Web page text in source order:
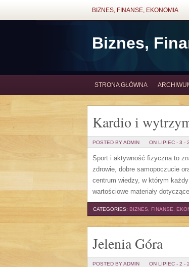
BIZNES, FINANSE, EKONOMIA
Biznes,
STRONA GŁÓWNA
Kardio i
POSTED BY ADMIN ON LIPIEC - 3 -
Sport i aktywność fizyczna to
zdrowie, dobre samopoczucie
centrum wiedzy, w którym
wartościowe materiały
CATEGORIES: BIZNES, FINANSE,
Jelenia Góra
POSTED BY ADMIN ON LIPIEC - 2 -